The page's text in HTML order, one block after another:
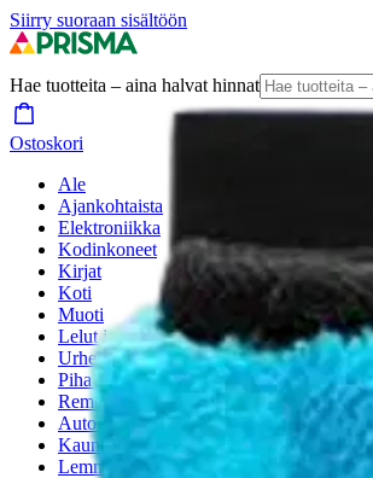
Siirry suoraan sisältöön
Hae tuotteita – aina halvat hinnat
Ostoskori
Ale
Ajankohtaista
Elektroniikka
Kodinkoneet
Kirjat
Koti
Muoti
Lelut ja lastentarvikkeet
Urheilu ja vapaa-aika
Piha ja puutarha
Remontointi
Autoilu
Kauneus ja hyvinvointi
Lemmikit